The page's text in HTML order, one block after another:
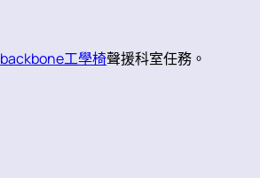
backbone工學椅聲援科室任務。